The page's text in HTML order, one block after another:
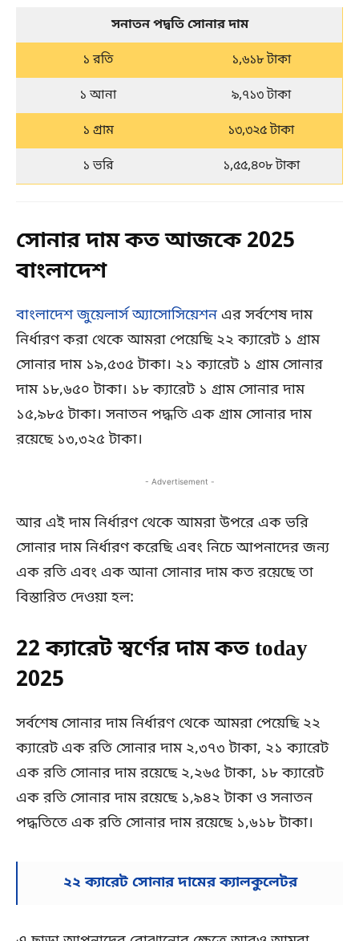
সনাতন পদ্বতি সোনার দাম
১ রতি
১,৬১৮ টাকা
১ আনা
৯,৭১৩ টাকা
১ গ্রাম
১৩,৩২৫ টাকা
১ ভরি
১,৫৫,৪০৮ টাকা
সোনার দাম কত আজকে 2025
বাংলাদেশ
বাংলাদেশ জুয়েলার্স অ্যাসোসিয়েশন এর সর্বশেষ দাম
নির্ধারণ করা থেকে আমরা পেয়েছি ২২ ক্যারেট ১ গ্রাম
সোনার দাম ১৯,৫৩৫ টাকা। ২১ ক্যারেট ১ গ্রাম সোনার
দাম ১৮,৬৫০ টাকা। ১৮ ক্যারেট ১ গ্রাম সোনার দাম
১৫,৯৮৫ টাকা। সনাতন পদ্ধতি এক গ্রাম সোনার দাম
রয়েছে ১৩,৩২৫ টাকা।
- Advertisement -
আর এই দাম নির্ধারণ থেকে আমরা উপরে এক ভরি
সোনার দাম নির্ধারণ করেছি এবং নিচে আপনাদের জন্য
এক রতি এবং এক আনা সোনার দাম কত রয়েছে তা
বিস্তারিত দেওয়া হল:
22 ক্যারেট স্বর্ণের দাম কত today
2025
সর্বশেষ সোনার দাম নির্ধারণ থেকে আমরা পেয়েছি ২২
ক্যারেট এক রতি সোনার দাম ২,৩৭৩ টাকা, ২১ ক্যারেট
এক রতি সোনার দাম রয়েছে ২,২৬৫ টাকা, ১৮ ক্যারেট
এক রতি সোনার দাম রয়েছে ১,৯৪২ টাকা ও সনাতন
পদ্ধতিতে এক রতি সোনার দাম রয়েছে ১,৬১৮ টাকা।
২২ ক্যারেট সোনার দামের ক্যালকুলেটর